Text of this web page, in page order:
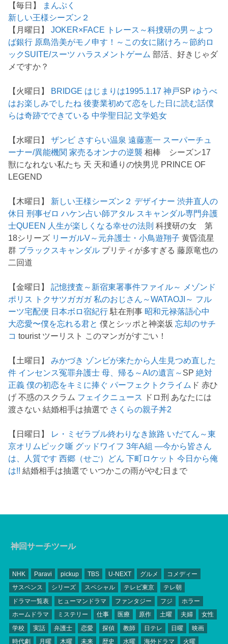
【毎日】
まんぷく
新しい王様シーズン２
【月曜日】JOKER×FACE トレース～科捜研の男～ よつ
ば銀行 原島浩美がモノ申す！～この女に賭けろ～節約ロ
ック SUITE/スーツ ハラスメントゲーム 部活、好きじゃダ
メですか？
【火曜日】 BRIDGE はじまりは1995.1.17 神戸SP ゆうべ
はお楽しみでしたね 後妻業初めて恋をした日に読む話僕
らは奇跡でできている 中学聖日記 文学処女
【水曜日】ザンビ さすらい温泉 遠藤憲一 スーパーチュ
ーナー/異能機関 家売るオンナの逆襲 相棒 シーズン17
獣になれない私たち 天 天和通りの快男児 PRINCE OF
LEGEND
【木曜日】 新しい王様シーズン２ デザイナー 渋井直人の
休日 刑事ゼロ ハケン占い師アタル スキャンダル専門弁護
士QUEEN 人生が楽しくなる幸せの法則 科捜研の女 第
18シリーズ リーガルV～元弁護士・小鳥遊翔子 黄昏流星
群 ブラックスキャンダル プリティが多すぎる 藤原竜也の
二回道
【金曜日】記憶捜査～新宿東署事件ファイル～
メゾンド
ポリス
トクサツガガガ 私のおじさん～WATAOJI～ フル
ーツ宅配便 日本ボロ宿紀行 駐在刑事 昭和元禄落語心中
大恋愛〜僕を忘れる君と 僕とシッポと神楽坂忘却のサチ
コ tourist ツーリスト このマンガがすごい！
【土曜日】みかづき ゾンビが来たから人生見つめ直した
件 インセンス冤罪弁護士 母、帰る～AIの遺言～ SP絶対
正義 僕の初恋をキミに捧ぐ パーフェクトクライム ド 赤ひ
げ 不惑のスクラム フェイクニュース
ドロ刑 あなたには
渡さない 結婚相手は抽選で さくらの親子丼2
【日曜日】 レ・ミゼラブル終わりなき旅路 いだてん～東
京オリムピック噺 グッドワイフ 3年A組 ―今から皆さん
は、人質です 西郷（せご）どん 下町ロケット 今日から俺
は!! 結婚相手は抽選で いつかこの雨がやむ日まで
神回サーチツール
NHK Paravi pickup TBS U-NEXT グルメ
コメディー
サスペンス
シリーズ スペシャル テレビ東京
テレ朝
ドラマ一覧表
ヒューマンドラマ ファンタジー フジ
ホラー
ホームドラマ
ミステリー 仕事 医療 原作 土曜 夫婦
女性
学校
実話 弁護士 恋愛 探偵 教師 日テレ 日曜
映画
時代劇
月曜 木曜 未来 歴史 水曜 海外ドラマ 火曜